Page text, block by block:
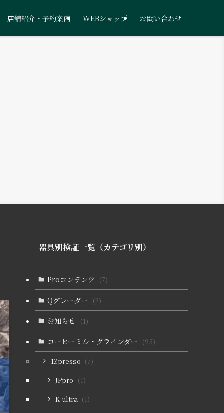
店舗紹介・予約案内 WEBショップ お問い合わせ
器具別検証一覧（カテゴリ別）
Proコンテンツ (7)
Qグレーダー (2)
お知らせ (1)
コーヒーミル・グラインダー (93)
1Zpresso (7)
JPpro (1)
K-ultra (1)